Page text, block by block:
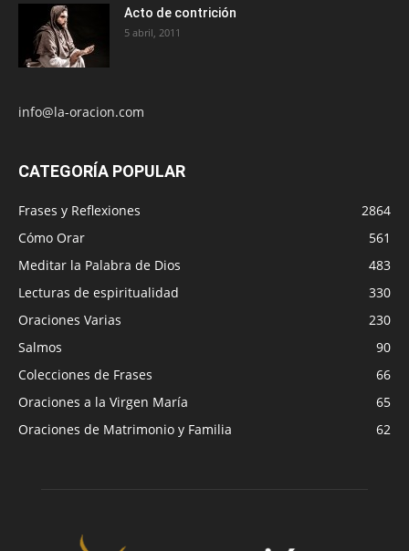
Acto de contrición
5 abril, 2011
info@la-oracion.com
CATEGORÍA POPULAR
Frases y Reflexiones
2864
Cómo Orar
561
Meditar la Palabra de Dios
483
Lecturas de espiritualidad
330
Oraciones Varias
230
Salmos
90
Colecciones de Frases
66
Oraciones a la Virgen María
65
Oraciones de Matrimonio y Familia
62